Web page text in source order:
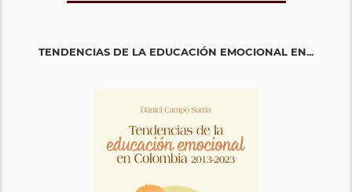
TENDENCIAS DE LA EDUCACIÓN EMOCIONAL EN...